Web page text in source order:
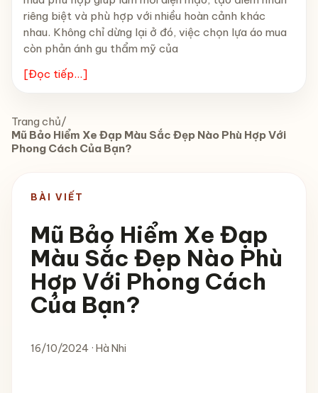
riêng biệt và phù hợp với nhiều hoàn cảnh khác
nhau. Không chỉ dừng lại ở đó, việc chọn lựa áo mua
còn phản ánh gu thẩm mỹ của
[Đọc tiếp...]
Trang chủ/
Mũ Bảo Hiểm Xe Đạp Màu Sắc Đẹp Nào Phù Hợp Với
Phong Cách Của Bạn?
BÀI VIẾT
Mũ Bảo Hiểm Xe Đạp
Màu Sắc Đẹp Nào Phù
Hợp Với Phong Cách
Của Bạn?
16/10/2024 · Hà Nhi